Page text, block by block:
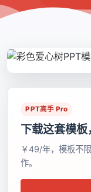
PPT高手 Pro
下载这套模
￥49/年，模板不
作。